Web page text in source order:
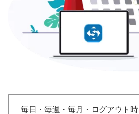
毎日・毎週・毎月・ログアウト